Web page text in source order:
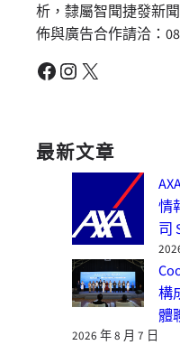
析，隸屬智聞捷發新
佈與廣告合作請洽：
Facebook Instagram X
最新文章
情
司
構
體
2026 年 8 月 7 日